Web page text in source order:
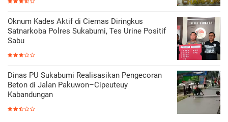
Oknum Kades Aktif di Ciemas Diringkus
Satnarkoba Polres Sukabumi, Tes Urine Positif
Sabu
Dinas PU Sukabumi Realisasikan Pengecoran
Beton di Jalan Pakuwon–Cipeuteuy
Kabandungan